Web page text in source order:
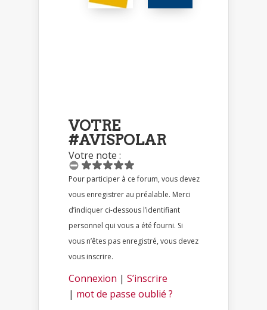
VOTRE
#AVISPOLAR
Votre note :
Pour participer à ce forum, vous devez
vous enregistrer au préalable. Merci
d’indiquer ci-dessous l’identifiant
personnel qui vous a été fourni. Si
vous n’êtes pas enregistré, vous devez
vous inscrire.
Connexion | S’inscrire
| mot de passe oublié ?